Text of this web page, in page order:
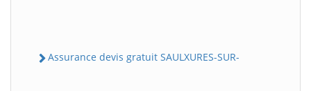
Assurance devis gratuit SAULXURES-SUR-